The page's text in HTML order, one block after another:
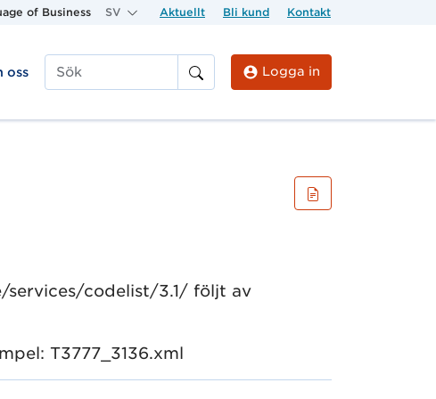
of Business SV Aktuellt Bli kund Kontakt
oss
Sök
Logga in
services/codelist/3.1/ följt av
T3777_3136.xml